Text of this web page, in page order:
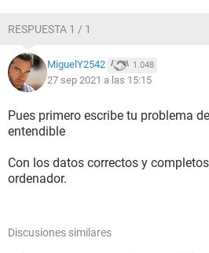
RESPUESTA 1 / 1
MiguelY2542 1.048
27 sep 2021 a las 15:15
Pues primero escribe tu problema
entendible
Con los datos correctos y
ordenador.
Discusiones similares